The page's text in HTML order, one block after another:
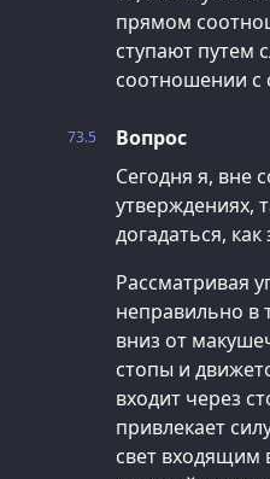
прямом
ступают путем
соотношении с
73.5
Вопрос
Сегодня я, вне
утверждениях,
догадаться,
Рассматривая
неправильно в
вниз от
стопы и
входит через
привлекает
свет входящим